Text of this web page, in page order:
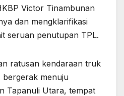
Victor Tinambunan
dan mengklarifikasi
seruan penutupan TPL.
ratusan kendaraan truk
bergerak menuju
Tapanuli Utara, tempat